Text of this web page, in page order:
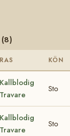
RAS KÖN
Kallblodig
Travare
Sto
Kallblodig
Travare
Sto